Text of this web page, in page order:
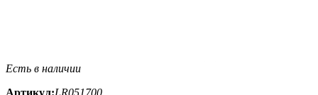
Есть в наличии
Артикул:LR051700